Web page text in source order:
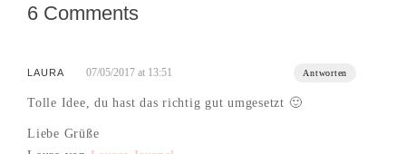
6 Comments
LAURA 07/05/2017 at 13:51 Antworten
Tolle Idee, du hast das richtig gut umgesetzt 🙂
Liebe Grüße